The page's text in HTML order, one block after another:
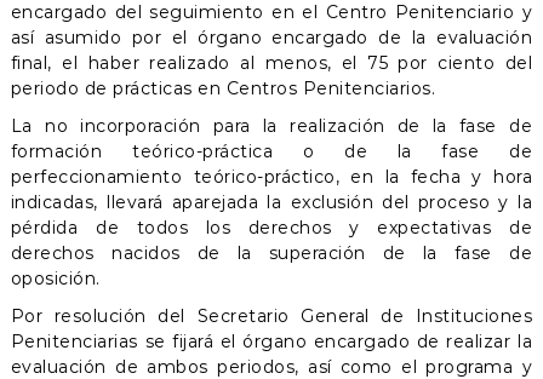
encargado del seguimiento en el Centro Penitenciario y
así asumido por el órgano encargado de la evaluación
final, el haber realizado al menos, el 75 por ciento del
periodo de prácticas en Centros Penitenciarios.
La no incorporación para la realización de la fase de
formación teórico-práctica o de la fase de
perfeccionamiento teórico-práctico, en la fecha y hora
indicadas, llevará aparejada la exclusión del proceso y la
pérdida de todos los derechos y expectativas de
derechos nacidos de la superación de la fase de
oposición.
Por resolución del Secretario General de Instituciones
Penitenciarias se fijará el órgano encargado de realizar la
evaluación de ambos periodos, así como el programa y